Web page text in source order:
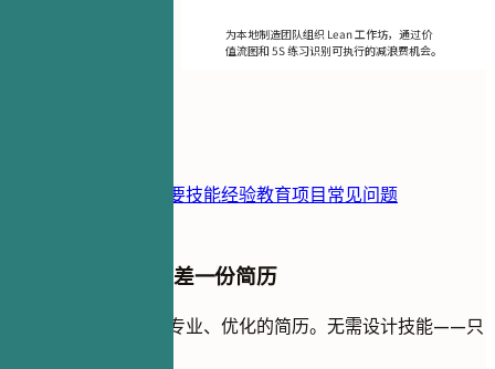
为本地制造团队组织 Lean 工作坊，通过价
值流图和 5S 练习识别可执行的减浪费机会。
摘要技能经验教育项目常见问题
您的下一次面试只差一份简历
在几分钟内创建一份专业、优化的简历。无需设计技能——只